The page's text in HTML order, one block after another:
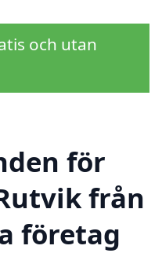
och utan
för
från
företag